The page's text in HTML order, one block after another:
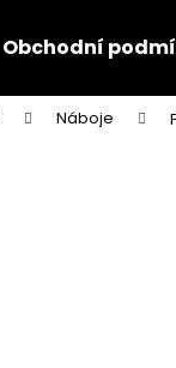
Obchodní
Náboje